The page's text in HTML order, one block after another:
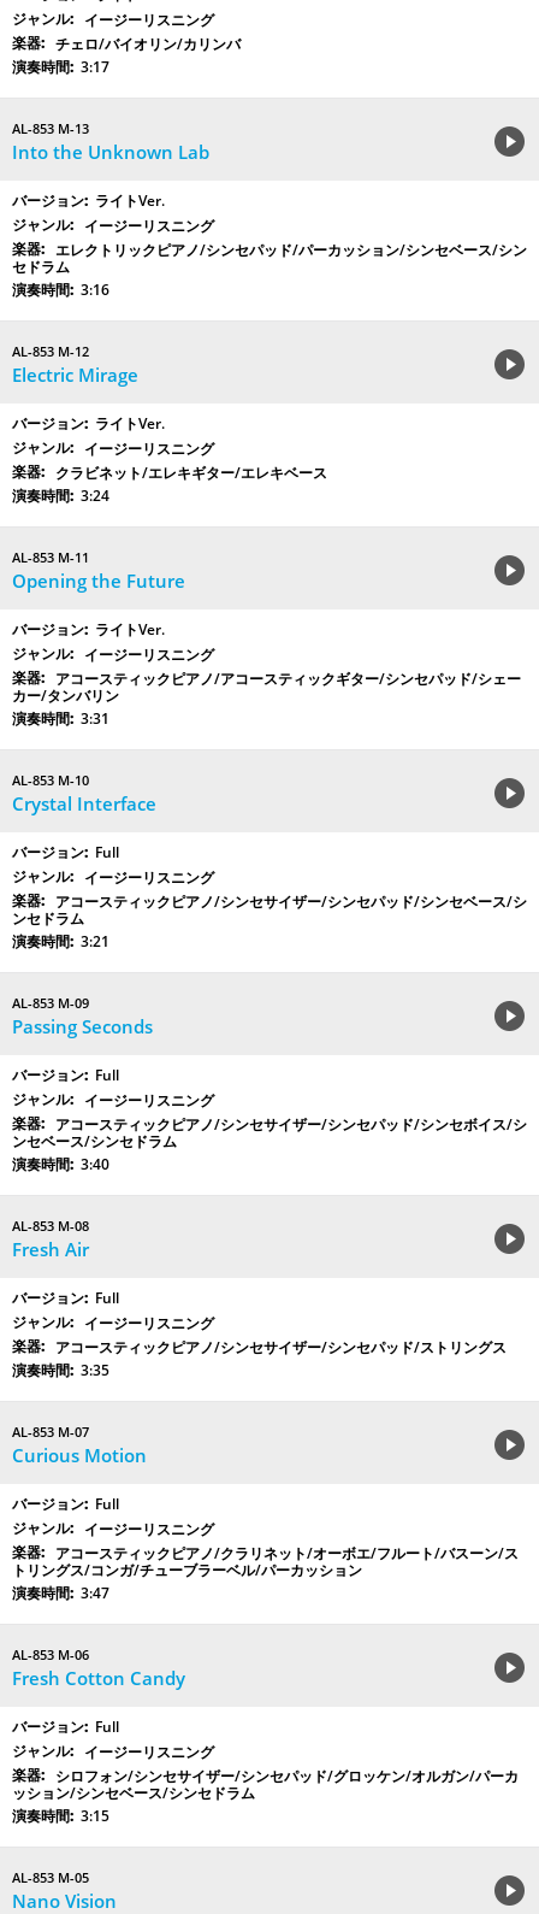
イージーリスニング
チェロ/バイオリン/カリンバ
3:17
AL-853 M-13
Into the Unknown Lab
ライトVer.
イージーリスニング
エレクトリックピアノ/シンセパッド/パーカッション/シンセベース/シン
セドラム
3:16
AL-853 M-12
Electric Mirage
ライトVer.
イージーリスニング
クラビネット/エレキギター/エレキベース
3:24
AL-853 M-11
Opening the Future
ライトVer.
イージーリスニング
アコースティックピアノ/アコースティックギター/シンセパッド/シェー
カー/タンバリン
3:31
AL-853 M-10
Crystal Interface
Full
イージーリスニング
アコースティックピアノ/シンセサイザー/シンセパッド/シンセベース/シ
ンセドラム
3:21
AL-853 M-09
Passing Seconds
Full
イージーリスニング
アコースティックピアノ/シンセサイザー/シンセパッド/シンセボイス/シ
ンセベース/シンセドラム
3:40
AL-853 M-08
Fresh Air
Full
イージーリスニング
アコースティックピアノ/シンセサイザー/シンセパッド/ストリングス
3:35
AL-853 M-07
Curious Motion
Full
イージーリスニング
アコースティックピアノ/クラリネット/オーボエ/フルート/バスーン/ス
トリングス/コンガ/チューブラーベル/パーカッション
3:47
AL-853 M-06
Fresh Cotton Candy
Full
イージーリスニング
シロフォン/シンセサイザー/シンセパッド/グロッケン/オルガン/パーカ
ッション/シンセベース/シンセドラム
3:15
AL-853 M-05
Nano Vision